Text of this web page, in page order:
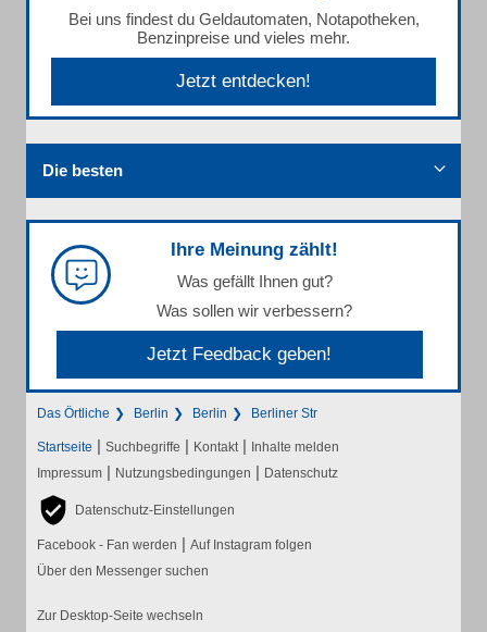
Bei uns findest du Geldautomaten, Notapotheken,
Benzinpreise und vieles mehr.
Jetzt entdecken!
Die besten
Ihre Meinung zählt!
Was gefällt Ihnen gut?
Was sollen wir verbessern?
Jetzt Feedback geben!
Das Örtliche Berlin Berlin Berliner Str
Startseite | Suchbegriffe | Kontakt | Inhalte melden
Impressum | Nutzungsbedingungen | Datenschutz
Datenschutz-Einstellungen
Facebook - Fan werden | Auf Instagram folgen
Über den Messenger suchen
Zur Desktop-Seite wechseln